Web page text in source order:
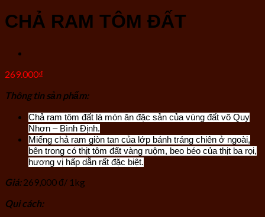
CHẢ RAM TÔM ĐẤT
269.000₫
Thông tin sản phẩm:
Chả ram tôm đất là món ăn đặc sản của vùng đất võ Quy
Nhơn – Bình Định.
Miếng chả ram giòn tan của lớp bánh tráng chiên ở ngoài,
bên trong có thịt tôm đất vàng ruộm, beo béo của thịt ba rọi,
hương vị hấp dẫn rất đặc biệt.
Giá:269,000 đ/ 1kg
Qui cách: